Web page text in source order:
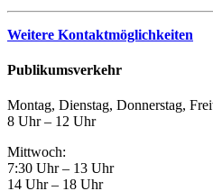
Weitere Kontaktmöglichkeiten
Publikumsverkehr
Montag, Dienstag, Donnerstag,
8 Uhr – 12 Uhr
Mittwoch:
7:30 Uhr – 13 Uhr
14 Uhr – 18 Uhr